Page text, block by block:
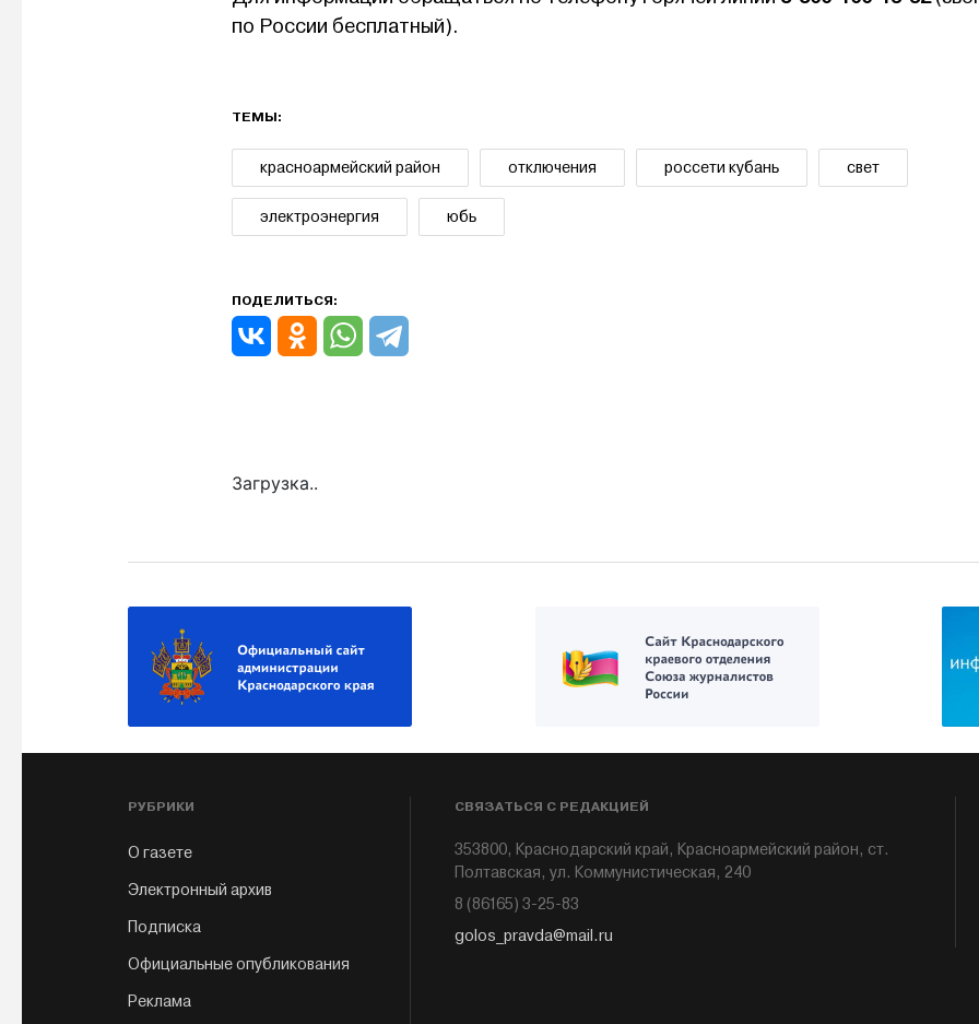
по России бесплатный).
ТЕМЫ:
красноармейский район отключения россети кубань свет
электроэнергия юбь
ПОДЕЛИТЬСЯ:
Загрузка..
РУБРИКИ
О газете
Электронный архив
Подписка
Официальные опубликования
Реклама
СВЯЗАТЬСЯ С РЕДАКЦИЕЙ
353800, Краснодарский край, Красноармейский район, ст.
Полтавская, ул. Коммунистическая, 240
8 (86165) 3-25-83
golos_pravda@mail.ru